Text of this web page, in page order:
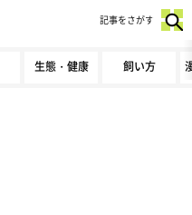
生態・健康 飼い方
記事をさがす